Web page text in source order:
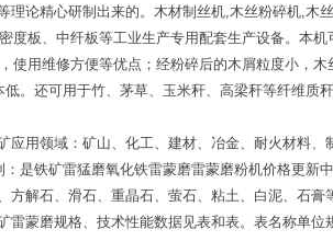
论精心研制出来的。木材制丝机,木丝粉碎机,木
度板、中纤板等工业生产专用配套生产设备。本机
用维修方便等优点；经粉碎后的木屑粒度小，木
。还可用于竹、茅草、玉米秆、高梁秆等纤维质
用领域：矿山、化工、建材、冶金、耐火材料、
是铁矿雷猛磨氧化铁雷蒙磨雷蒙磨粉机价格更新
解石、滑石、重晶石、萤石、粘土、白泥、石膏
蒙磨规格、技术性能数据见表和表。表名称单位